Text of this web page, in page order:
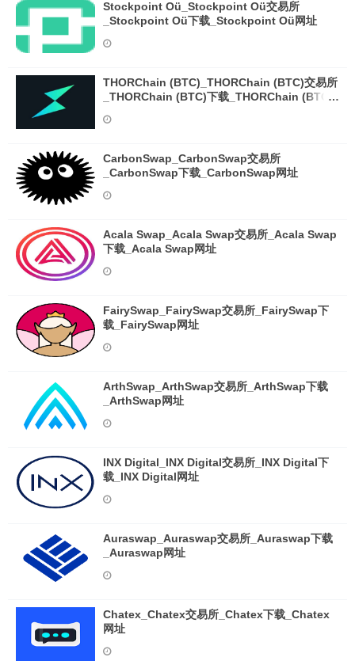
Stockpoint Oü_Stockpoint Oü交易所
_Stockpoint Oü下载_Stockpoint Oü网址
THORChain (BTC)_THORChain (BTC)交易所
_THORChain (BTC)下载_THORChain (BTC)
CarbonSwap_CarbonSwap交易所
_CarbonSwap下载_CarbonSwap网址
Acala Swap_Acala Swap交易所_Acala Swap
下载_Acala Swap网址
FairySwap_FairySwap交易所_FairySwap下
载_FairySwap网址
ArthSwap_ArthSwap交易所_ArthSwap下载
_ArthSwap网址
INX Digital_INX Digital交易所_INX Digital下
载_INX Digital网址
Auraswap_Auraswap交易所_Auraswap下载
_Auraswap网址
Chatex_Chatex交易所_Chatex下载_Chatex
网址